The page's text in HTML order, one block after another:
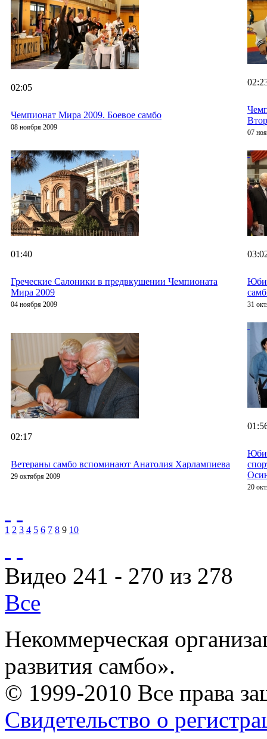
02:05
Чемпионат Мира 2009. Боевое самбо
08 ноября 2009
07
01:40
Греческие Салоники в предвкушении Чемпионата
Мира 2009
04 ноября 2009 31
02:17
Ветераны самбо вспоминают Анатолия Харлампиева
29 октября 2009
20
1 2 3 4 5 6 7 8 9 10
Видео 241 - 270 из 278
Все
Некоммерческая
развития самбо».
© 1999-2010 Все права
Свидетельство о